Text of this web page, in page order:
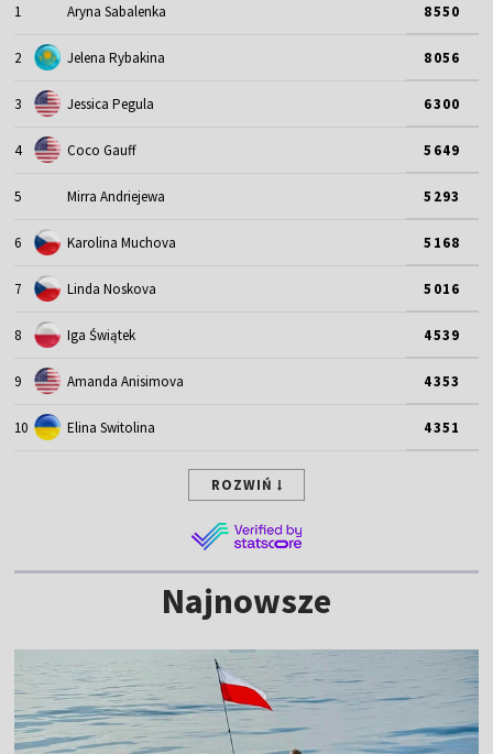
1 Aryna Sabalenka 8550
2 Jelena Rybakina 8056
3 Jessica Pegula 6300
4 Coco Gauff 5649
5 Mirra Andriejewa 5293
6 Karolina Muchova 5168
7 Linda Noskova 5016
8 Iga Świątek 4539
9 Amanda Anisimova 4353
10 Elina Switolina 4351
ROZWIŃ
Najnowsze